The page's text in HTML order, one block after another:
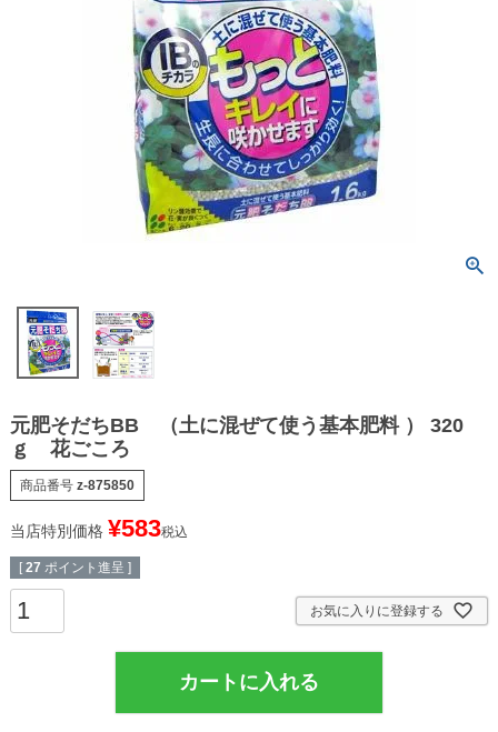
元肥そだちBB （土に混ぜて使う基本肥料 ） 320
ｇ 花ごころ
商品番号 z-875850
当店特別価格 ¥583税込
[ 27 ポイント進呈 ]
お気に入りに登録する
カートに入れる